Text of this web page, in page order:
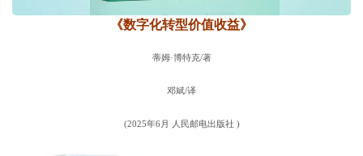
《数字化转型价值收益》
蒂姆·博特克/著
邓斌/译
(2025年6月 人民邮电出版社 )